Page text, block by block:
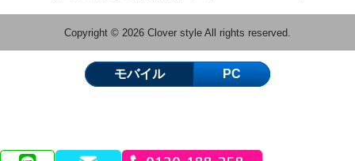
Copyright © 2026 Clover style All rights reserved.
モバイル PC